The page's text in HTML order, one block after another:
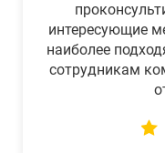
интересующие
наиболее
сотрудникам